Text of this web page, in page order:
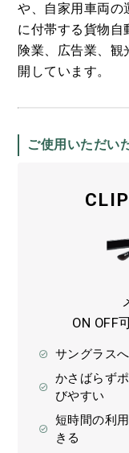
や、自家用車両の
に付帯する貨物自
険業、広告業、観
開しています。
ご使用いただい
ON OFF
サングラス
かさばらず
びやすい
短時間の利
きる